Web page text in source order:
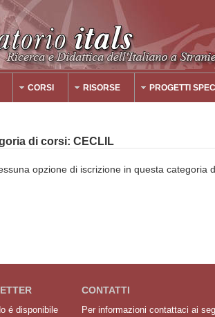
CORSI RISORSE PROGETTI
di corsi: CECLIL
opzione di iscrizione in questa categoria
é disponibile
CONTATTI
Per informazioni contattaci ai